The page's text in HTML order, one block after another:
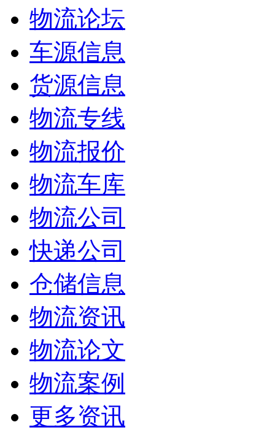
物流论坛
车源信息
货源信息
物流专线
物流报价
物流车库
物流公司
快递公司
仓储信息
物流资讯
物流论文
物流案例
更多资讯